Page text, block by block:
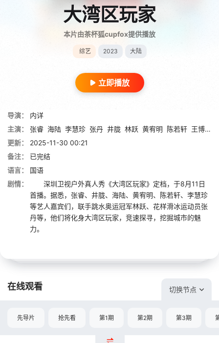
大湾区玩家
本片由茶杯狐cupfox提供播放
综艺 2023 大陆
立即播放
导演：
内详
主演：
张睿 海陆 李慧珍 张丹 井胧 林跃 黄宥明 陈若轩 王博文
更新：
2025-11-30 00:21
备注：
已完结
语言：
国语
剧情：
深圳卫视户外真人秀《大湾区玩家》定档，于8月11日
首播。据悉，张睿、井胧、海陆、黄宥明、陈若轩、李慧珍
等艺人嘉宾们，联手跳水奥运冠军林跃、花样滑冰运动员张
丹等，他们将化身大湾区玩家，竞速探寻，挖掘城市的魅
力。
在线观看 切换节点
先导片 抢先看 第1期 第2期 第3期